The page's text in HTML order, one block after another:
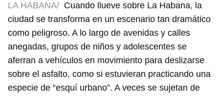
LA HABANA/ Cuando llueve sobre La Habana, la
ciudad se transforma en un escenario tan dramático
como peligroso. A lo largo de avenidas y calles
anegadas, grupos de niños y adolescentes se
aferran a vehículos en movimiento para deslizarse
sobre el asfalto, como si estuvieran practicando una
especie de “esquí urbano”. A veces se sujetan de